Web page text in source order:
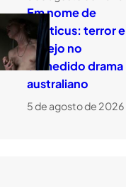
Em nome de
Leviticus: terror e
desejo no
comedido drama
australiano
5 de agosto de 2026